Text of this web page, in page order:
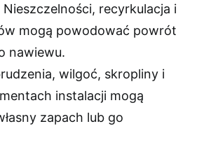
Nieszczelności, recyrkulacja i
mogą powodować powrót
nawiewu.
wilgoć, skropliny i
instalacji mogą
zapach lub go